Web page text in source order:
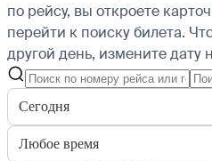
по рейсу, вы откроете
перейти к поиску билета.
другой день, измените дату
Сегодня
Любое время